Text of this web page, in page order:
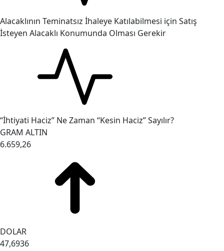
Alacaklının Teminatsız İhaleye Katılabilmesi için Satış
İsteyen Alacaklı Konumunda Olması Gerekir
“İhtiyati Haciz” Ne Zaman “Kesin Haciz” Sayılır?
GRAM ALTIN
6.659,26
DOLAR
47,6936